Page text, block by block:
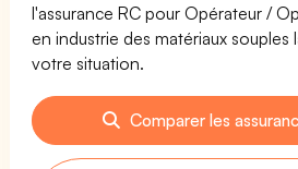
l'assurance RC pour Opérateur /
en industrie des matériaux souples
votre situation.
Comparer les